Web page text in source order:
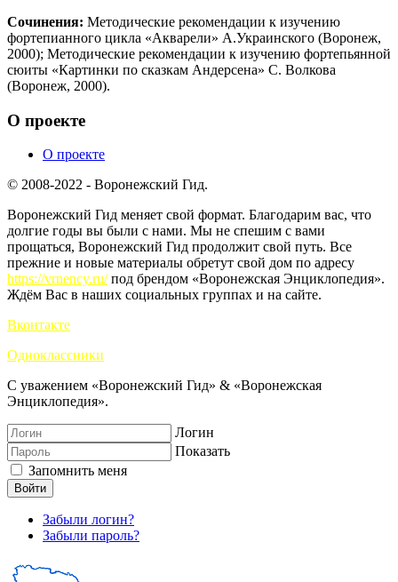
Сочинения: Методические рекомендации к изучению
фортепианного цикла «Акварели» А.Украинского (Воронеж,
2000); Методические рекомендации к изучению фортепьянной
сюиты «Картинки по сказкам Андерсена» С. Волкова
(Воронеж, 2000).
О проекте
О проекте
© 2008-2022 - Воронежский Гид.
Воронежский Гид меняет свой формат. Благодарим вас, что
долгие годы вы были с нами. Мы не спешим с вами
прощаться, Воронежский Гид продолжит свой путь. Все
прежние и новые материалы обретут свой дом по адресу
https://vrnency.ru/под брендом «Воронежская Энциклопедия».
Ждём Вас в наших социальных группах и на сайте.
Вконтакте
Одноклассники
С уважением «Воронежский Гид» & «Воронежская
Энциклопедия».
Логин
Показать
Запомнить меня
Войти
Забыли логин?
Забыли пароль?